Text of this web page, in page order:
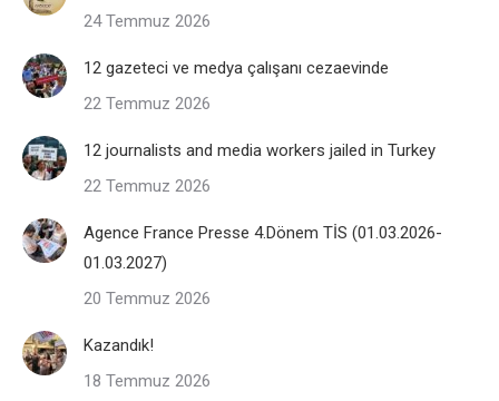
24 Temmuz 2026
12 gazeteci ve medya çalışanı cezaevinde
22 Temmuz 2026
12 journalists and media workers jailed in Turkey
22 Temmuz 2026
Agence France Presse 4.Dönem TİS (01.03.2026-
01.03.2027)
20 Temmuz 2026
Kazandık!
18 Temmuz 2026